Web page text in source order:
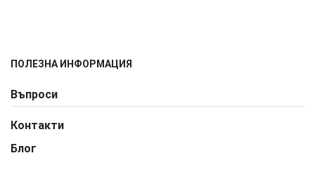
ПОЛЕЗНА ИНФОРМАЦИЯ
Въпроси
Контакти
Блог